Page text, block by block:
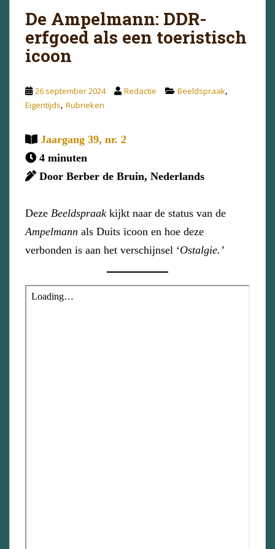
De Ampelmann: DDR-
erfgoed als een toeristisch
icoon
26 september 2024 Redactie Beeldspraak,
Eigentijds, Rubrieken
Jaargang 39, nr. 2
4 minuten
Door Berber de Bruin, Nederlands
Deze Beeldspraak kijkt naar de status van de
Ampelmann als Duits icoon en hoe deze
verbonden is aan het verschijnsel ‘Ostalgie.’